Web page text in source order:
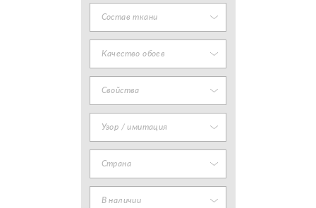
Состав ткани
Качество обоев
Свойства
Узор / имитация
Страна
В наличии